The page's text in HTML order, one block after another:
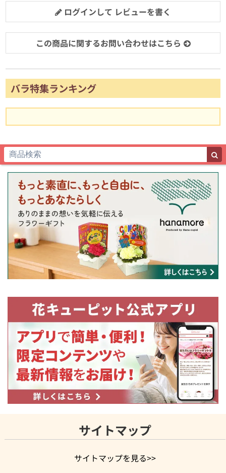
ログインして レビューを書く
この商品に関するお問い合わせはこちら
バラ特集ランキング
サイトマップ
サイトマップを見る>>